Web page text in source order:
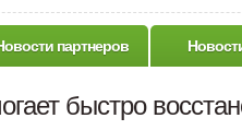
партнеров
быстро